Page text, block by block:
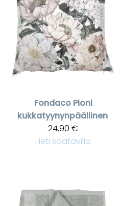
Fondaco Pioni
kukkatyynynpäällinen
24,90 €
Heti saatavilla